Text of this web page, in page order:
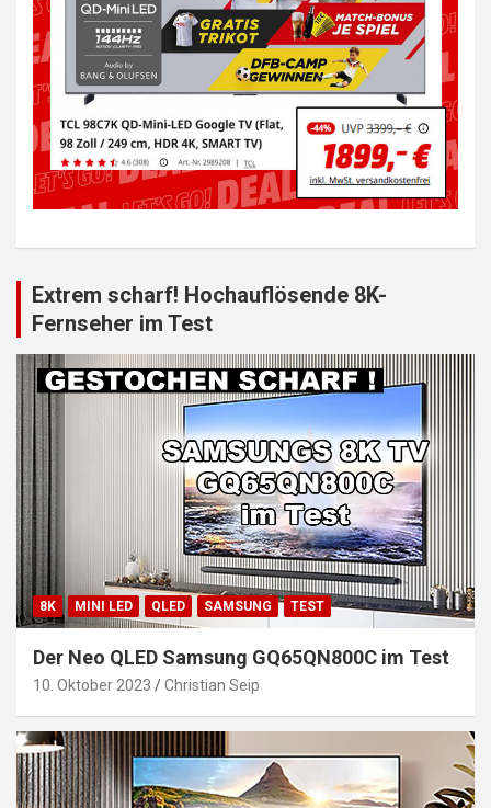
Extrem scharf! Hochauflösende 8K-
Fernseher im Test
8K MINI LED QLED SAMSUNG TEST
Der Neo QLED Samsung GQ65QN800C im Test
10. Oktober 2023 Christian Seip